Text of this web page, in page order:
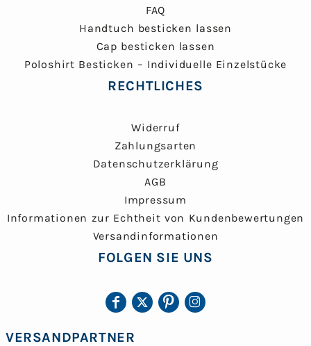
FAQ
Handtuch besticken lassen
Cap besticken lassen
Poloshirt Besticken – Individuelle Einzelstücke
RECHTLICHES
Widerruf
Zahlungsarten
Datenschutzerklärung
AGB
Impressum
Informationen zur Echtheit von Kundenbewertungen
Versandinformationen
FOLGEN SIE UNS
VERSANDPARTNER